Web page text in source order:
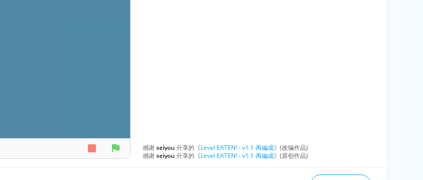
感谢seiyou 分享的《Level EATEN! - v1.1-再編成》(改编作品)
感谢seiyou 分享的《Level EATEN! - v1.1-再編成》(原创作品)